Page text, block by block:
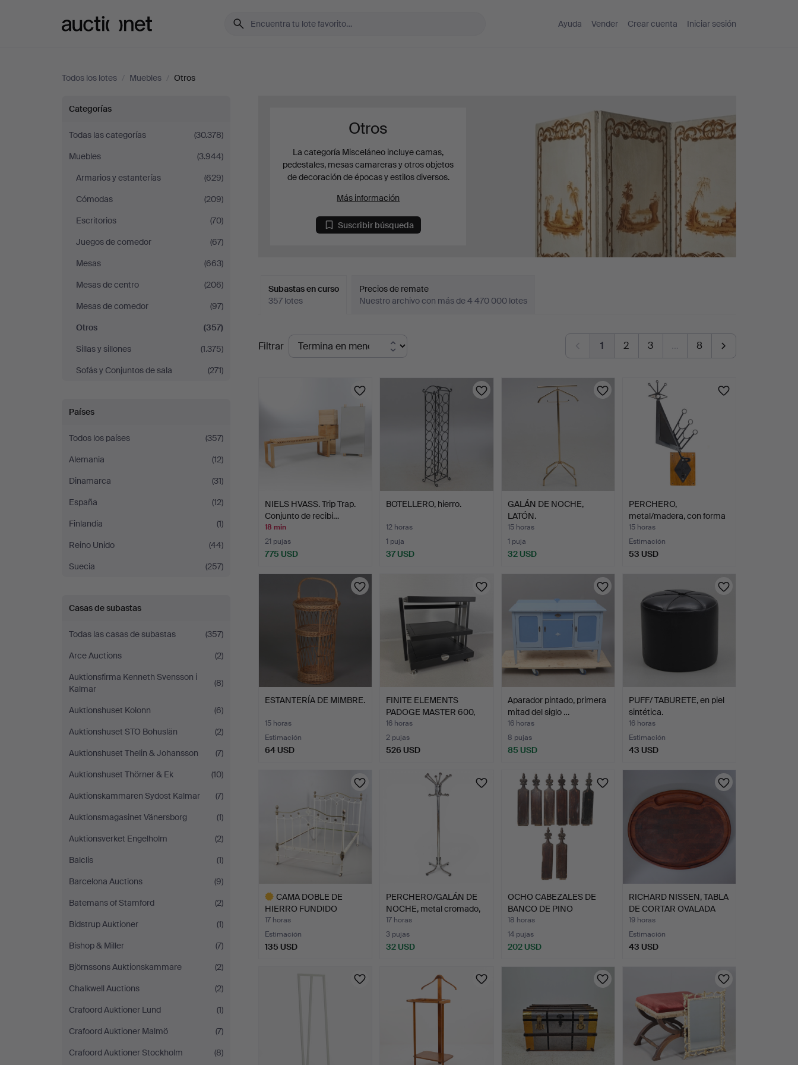
Ayuda Vender Crear cuenta Iniciar sesión
Todos los lotes / Muebles / Otros
Otros
Categorías
Todas las categorías
(30.378)
Muebles
(3.944)
Armarios y estanterías
(629)
Cómodas
(209)
Escritorios
(70)
Juegos de comedor
(67)
Mesas
(663)
Mesas de centro
(206)
Mesas de comedor
(97)
Otros
(357)
Sillas y sillones
(1.375)
Sofás y Conjuntos de sala
(271)
Países
Todos los países
(357)
Alemania
(12)
Dinamarca
(31)
España
(12)
Finlandia
(1)
Reino Unido
(44)
Suecia
(257)
Casas de subastas
Todas las casas de subastas
(357)
Arce Auctions
(2)
Auktionsfirma Kenneth Svensson i
Kalmar
(8)
Auktionshuset Kolonn
(6)
Auktionshuset STO Bohuslän
(2)
Auktionshuset Thelin & Johansson
(7)
Auktionshuset Thörner & Ek
(10)
Auktionskammaren Sydost Kalmar
(7)
Auktionsmagasinet Vänersborg
(1)
Auktionsverket Engelholm
(2)
Balclis
(1)
Barcelona Auctions
(9)
Batemans of Stamford
(2)
Bidstrup Auktioner
(1)
Bishop & Miller
(7)
Björnssons Auktionskammare
(2)
Chalkwell Auctions
(2)
Crafoord Auktioner Lund
(1)
Crafoord Auktioner Malmö
(7)
Crafoord Auktioner Stockholm
(8)
Otros
La categoría Misceláneo incluye camas,
pedestales, mesas camareras y otros objetos
de decoración de épocas y estilos diversos.
Más información
Suscribir búsqueda
Subastas en curso
357 lotes
Precios de remate
Nuestro archivo con más de 4 470 000 lotes
Subastas
en
Filtrar 1 2 3 … 8
NIELS HVASS. Trip Trap.
Conjunto de recibi…
18 min
21 pujas
775 USD
BOTELLERO, hierro.
12 horas
1 puja
37 USD
GALÁN DE NOCHE,
LATÓN.
15 horas
1 puja
32 USD
PERCHERO,
metal/madera, con forma
de pavo …
15 horas
Estimación
53 USD
ESTANTERÍA DE MIMBRE.
15 horas
Estimación
64 USD
FINITE ELEMENTS
PADOGE MASTER 600,
Mueble …
16 horas
2 pujas
526 USD
Aparador pintado, primera
mitad del siglo …
16 horas
8 pujas
85 USD
PUFF/ TABURETE, en piel
sintética.
16 horas
Estimación
43 USD
CAMA DOBLE DE
HIERRO FUNDIDO
PINTADO VICTO…
17 horas
Estimación
135 USD
PERCHERO/GALÁN DE
NOCHE, metal cromado,
se…
17 horas
3 pujas
32 USD
OCHO CABEZALES DE
BANCO DE PINO
OREGON DEL…
18 horas
14 pujas
202 USD
RICHARD NISSEN, TABLA
DE CORTAR OVALADA
IN…
19 horas
Estimación
43 USD